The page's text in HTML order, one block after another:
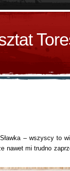
– wszyscy to
nawet mi trudno